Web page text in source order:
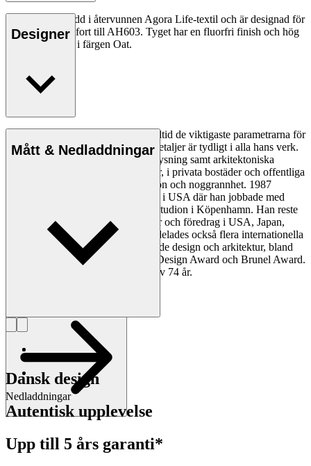
Sittdynan är klädd i återvunnen Agora Life-textil och är designad för
att ge extra komfort till AH603. Tyget har en fluorfri finish och hög
slitstyrka. Finns i färgen Oat.
Designer
Enkelhet, tydlighet och logik var alltid de viktigaste parametrarna för
Homann och hans skarpa öga för detaljer är tydligt i alla hans verk.
Homann designade möbler och belysning samt arkitektoniska
projekt på museer, järnvägsstationer, i privata bostäder och offentliga
byggnader – alltid med stor precision och noggrannhet. 1987
grundade han Homann Design Inc. i USA där han jobbade med
olika projekt vid sidan av arbetet i studion i Köpenhamn. Han reste
runt i världen och höll föreläsningar och föredrag i USA, Japan,
Ryssland och Europa. Homann tilldelades också flera internationella
utmärkelser under sin karriär för både design och arkitektur, bland
annat Red Dot Award, IF Product Design Award och Brunel Award.
Alfred Homann dog 2022. Han blev 74 år.
Mått & Nedladdningar
Nedladdningar
Dansk design
Autentisk upplevelse
Upp till 5 års garanti*